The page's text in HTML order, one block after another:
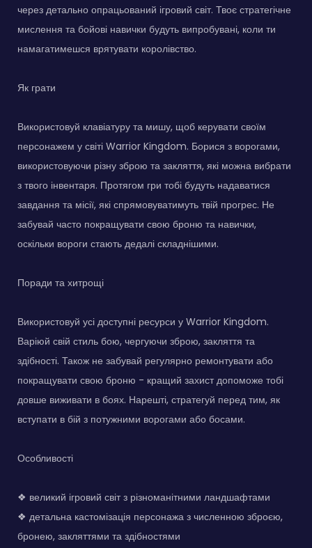
через детально опрацьований ігровий світ. Твоє стратегічне
мислення та бойові навички будуть випробувані, коли ти
намагатимешся врятувати королівство.
Як грати
Використовуй клавіатуру та мишу, щоб керувати своїм
персонажем у світі Warrior Kingdom. Борися з ворогами,
використовуючи різну зброю та закляття, які можна вибрати
з твого інвентаря. Протягом гри тобі будуть надаватися
завдання та місії, які спрямовуватимуть твій прогрес. Не
забувай часто покращувати свою броню та навички,
оскільки вороги стають дедалі складнішими.
Поради та хитрощі
Використовуй усі доступні ресурси у Warrior Kingdom.
Варіюй свій стиль бою, чергуючи зброю, закляття та
здібності. Також не забувай регулярно ремонтувати або
покращувати свою броню - кращий захист допоможе тобі
довше виживати в боях. Нарешті, стратегуй перед тим, як
вступати в бій з потужними ворогами або босами.
Особливості
❖ великий ігровий світ з різноманітними ландшафтами
❖ детальна кастомізація персонажа з численною зброєю,
бронею, закляттями та здібностями